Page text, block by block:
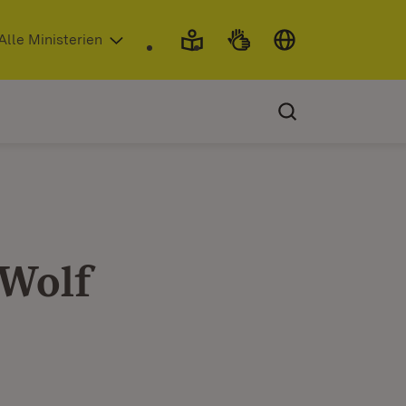
neuem Fenster)
Ministerien